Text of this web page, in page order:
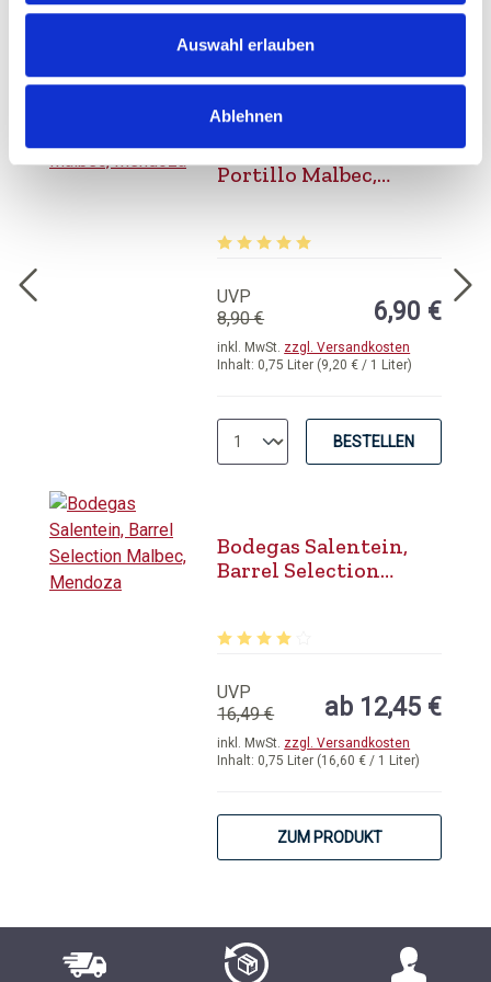
Auswahl erlauben
Ablehnen
Bodegas Salentein,
Portillo Malbec,
Durchschnittliche Bewertung von 5
Inhalt: 0,75 Liter (9,20 € / 1 Liter)
inkl. MwSt. zzgl. Versandkosten
UVP
8,90 €
6,90 €
BESTELLEN
Bodegas Salentein,
Barrel Selection
Inhalt: 0,75 Liter (16,60 € / 1 Liter)
inkl. MwSt. zzgl. Versandkosten
UVP
16,49 €
ab 12,45 €
ZUM PRODUKT